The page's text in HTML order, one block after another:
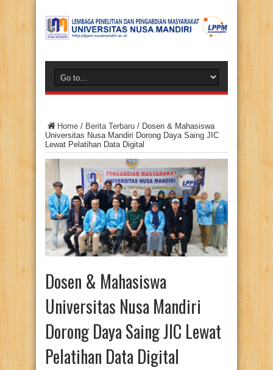
Home / Berita Terbaru / Dosen & Mahasiswa
Universitas Nusa Mandiri Dorong Daya Saing JIC
Lewat Pelatihan Data Digital
Dosen & Mahasiswa
Universitas Nusa Mandiri
Dorong Daya Saing JIC Lewat
Pelatihan Data Digital